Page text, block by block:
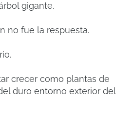
gigante.
no fue la respuesta.
crecer como plantas de
duro entorno exterior del